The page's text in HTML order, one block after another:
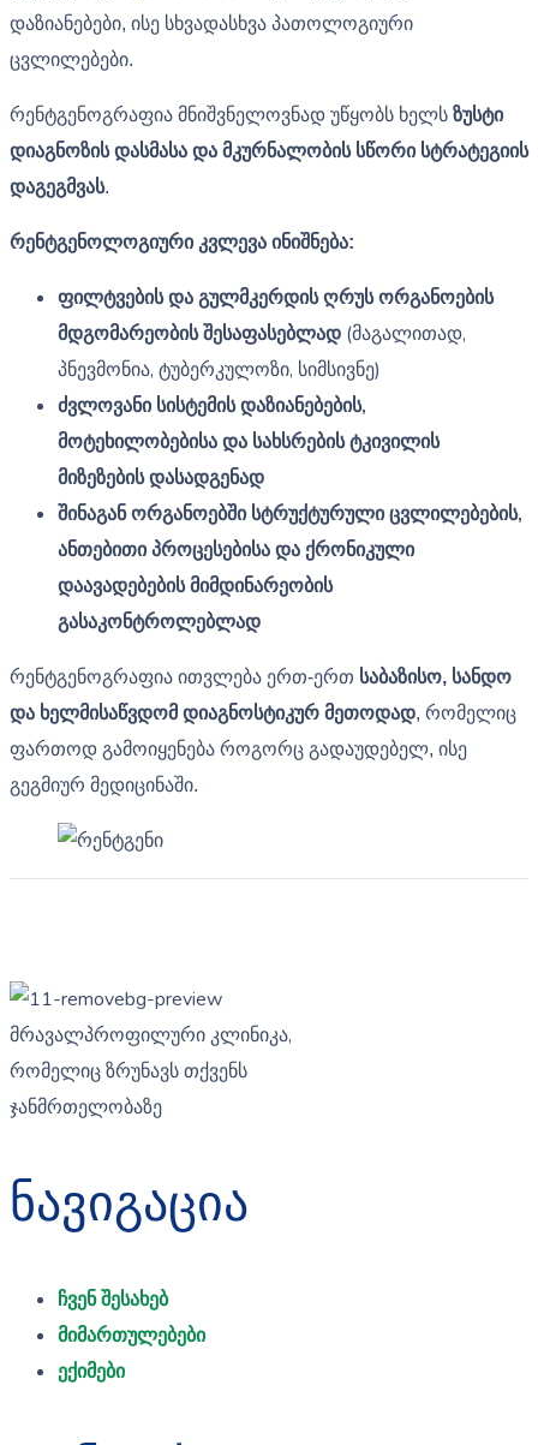
დაზიანებები, ისე სხვადასხვა პათოლოგიური
ცვლილებები.
რენტგენოგრაფია მნიშვნელოვნად უწყობს ხელს ზუსტი
დიაგნოზის დასმასა და მკურნალობის სწორი სტრატეგიის
დაგეგმვას.
რენტგენოლოგიური კვლევა ინიშნება:
ფილტვების და გულმკერდის ღრუს ორგანოების
მდგომარეობის შესაფასებლად (მაგალითად,
პნევმონია, ტუბერკულოზი, სიმსივნე)
ძვლოვანი სისტემის დაზიანებების,
მოტეხილობებისა და სახსრების ტკივილის
მიზეზების დასადგენად
შინაგან ორგანოებში სტრუქტურული ცვლილებების,
ანთებითი პროცესებისა და ქრონიკული
დაავადებების მიმდინარეობის
გასაკონტროლებლად
რენტგენოგრაფია ითვლება ერთ-ერთ საბაზისო, სანდო
და ხელმისაწვდომ დიაგნოსტიკურ მეთოდად, რომელიც
ფართოდ გამოიყენება როგორც გადაუდებელ, ისე
გეგმიურ მედიცინაში.
მრავალპროფილური კლინიკა,
რომელიც ზრუნავს თქვენს
ჯანმრთელობაზე
ნავიგაცია
ჩვენ შესახებ
მიმართულებები
ექიმები